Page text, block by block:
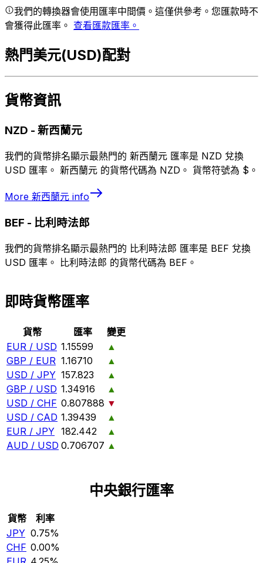
我們的轉換器會使用匯率中間價。這僅供參考。您匯款時不
會獲得此匯率。 查看匯款匯率。
熱門美元(USD)配對
貨幣資訊
NZD - 新西蘭元
我們的貨幣排名顯示最熱門的 新西蘭元 匯率是 NZD 兌換
USD 匯率。 新西蘭元 的貨幣代碼為 NZD。 貨幣符號為 $。
More 新西蘭元 info
BEF - 比利時法郎
我們的貨幣排名顯示最熱門的 比利時法郎 匯率是 BEF 兌換
USD 匯率。 比利時法郎 的貨幣代碼為 BEF。
即時貨幣匯率
貨幣 匯率
變更
EUR / USD 1.15599
▲
GBP / EUR 1.16710
▲
USD / JPY 157.823
▲
GBP / USD 1.34916
▲
USD / CHF 0.807888 ▼
USD / CAD 1.39439
▲
EUR / JPY 182.442
▲
AUD / USD 0.706707 ▲
中央銀行匯率
貨幣
利率
JPY 0.75%
CHF 0.00%